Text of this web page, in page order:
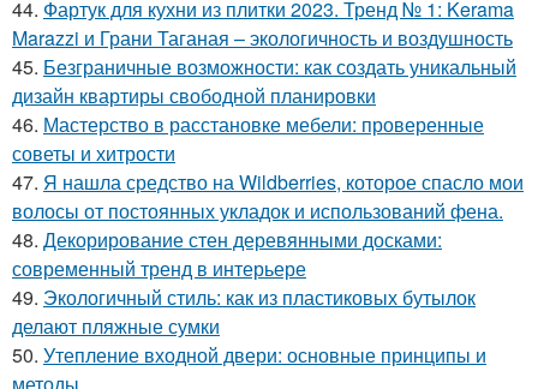
44. Фартук для кухни из плитки 2023. Тренд № 1: Kerama
Marazzi и Грани Таганая – экологичность и воздушность
45. Безграничные возможности: как создать уникальный
дизайн квартиры свободной планировки
46. Мастерство в расстановке мебели: проверенные
советы и хитрости
47. Я нашла средство на Wildberries, которое спасло мои
волосы от постоянных укладок и использований фена.
48. Декорирование стен деревянными досками:
современный тренд в интерьере
49. Экологичный стиль: как из пластиковых бутылок
делают пляжные сумки
50. Утепление входной двери: основные принципы и